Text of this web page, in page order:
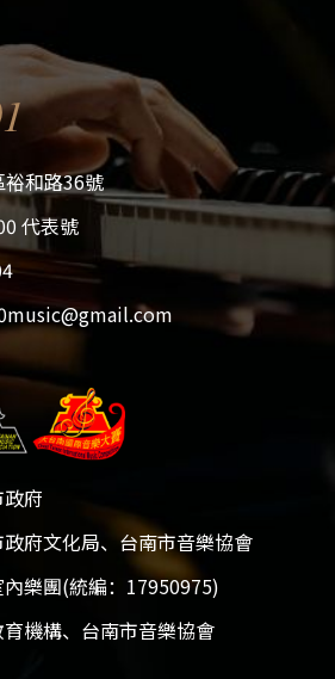
和路36號
代表號
府
府文化局、台南市音樂協會
樂團(統編：17950975)
機構、台南市音樂協會